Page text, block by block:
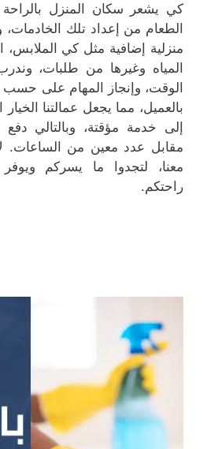
كي يشعر سكان المنزل بالراحة
الطعام من إعداد تلك الخادمات،
منزلية إضافية مثل كي
المياه وغيرها من طلبات،
الوقت، وإنجاز المهام على
بالعميل، مما يجعل عمالتنا
إلى خدمة مؤقتة، وبالتالي
مقابل عدد معين من الساعات.
معنا، لتجدوا ما يسركم
راحتكم.